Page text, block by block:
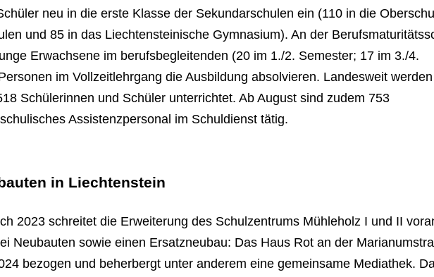
neu in die erste Klasse der Sekundarschulen ein (110 in die
und 85 in das Liechtensteinische Gymnasium). An der
Erwachsene im berufsbegleitenden (20 im 1./2. Semester; 17 im 3./4.
im Vollzeitlehrgang die Ausbildung absolvieren. Landesweit
Schülerinnen und Schüler unterrichtet. Ab August sind zudem 753
Assistenzpersonal im Schuldienst tätig.
in Liechtenstein
2023 schreitet die Erweiterung des Schulzentrums Mühleholz I und II
Neubauten sowie einen Ersatzneubau: Das Haus Rot an der
bezogen und beherbergt unter anderem eine gemeinsame Mediathek.